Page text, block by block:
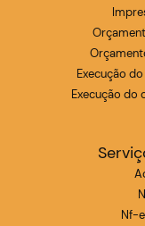
Execução
Execução do
Nf-